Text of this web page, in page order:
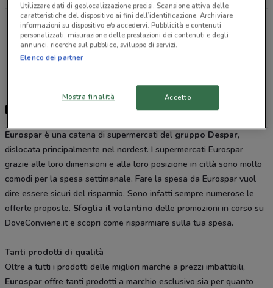
Via Giovanni Amato, 45 Casoria
17 km
APERTO
Eurospar - volantino, offerte e Despar Tribù
Eurospar è una catena di supermercati del gruppo Despar,
dislocata principalmente nel nordest. I supermercati Eurospar
grazie alle loro dimensioni e alla loro posizione in città sono molto
comodi per la spesa settimanale. Fare la spesa da Eurospar vuol
dire essere sicuri del risparmio. Sono infatti sempre numerose le
offerte proposte. Sfoglia il volantino delle promozioni in corso su
DoveConviene.it e scopri come risparmiare sulla tua spesa.
Tanti prodotti di qualità
Oltre a tutti i prodotti delle migliori marche a prezzi imbattibili,
Eurospar offre tanti prodotti a marchio esclusivo sia per quanto
Utilizzare dati di geolocalizzazione precisi. Scansione attiva delle
caratteristiche del dispositivo ai fini dell’identificazione. Archiviare
informazioni su dispositivo e/o accedervi. Pubblicità e contenuti
personalizzati, misurazione delle prestazioni dei contenuti e degli
annunci, ricerche sul pubblico, sviluppo di servizi.
Elenco dei partner
Mostra finalità Accetto